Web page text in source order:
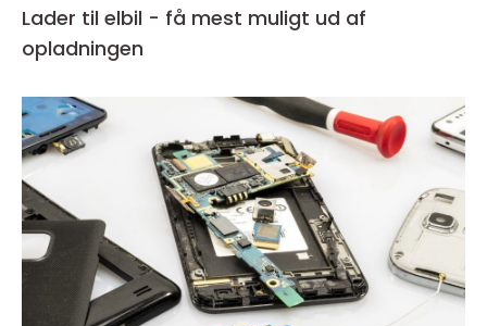
Lader til elbil - få mest muligt ud af
opladningen